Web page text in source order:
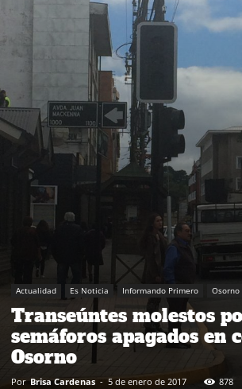
Actualidad Es Noticia Informando Primero Osorno
Transeúntes molestos
semáforos apagados en
Osorno
Por Brisa Cardenas - 5 de enero de 2017 878